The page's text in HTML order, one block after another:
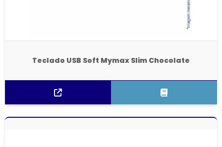
Teclado USB Soft Mymax Slim Chocolate